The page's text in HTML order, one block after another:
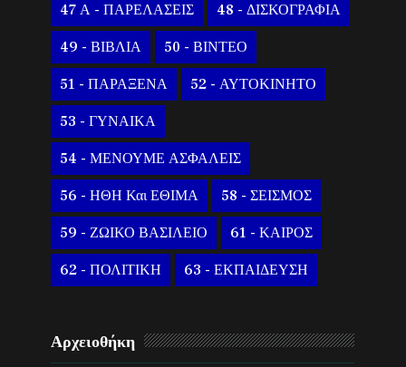
47 Α - ΠΑΡΕΛΑΣΕΙΣ 48 - ΔΙΣΚΟΓΡΑΦΙΑ
49 - ΒΙΒΛΙΑ 50 - ΒΙΝΤΕΟ
51 - ΠΑΡΑΞΕΝΑ 52 - ΑΥΤΟΚΙΝΗΤΟ
53 - ΓΥΝΑΙΚΑ
54 - ΜΕΝΟΥΜΕ ΑΣΦΑΛΕΙΣ
56 - ΗΘΗ Και ΕΘΙΜΑ 58 - ΣΕΙΣΜΟΣ
59 - ΖΩΙΚΟ ΒΑΣΙΛΕΙΟ 61 - ΚΑΙΡΟΣ
62 - ΠΟΛΙΤΙΚΗ 63 - ΕΚΠΑΙΔΕΥΣΗ
Αρχειοθήκη